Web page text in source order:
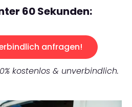
60 Sekunden:
anfragen!
kostenlos & unverbindlich.